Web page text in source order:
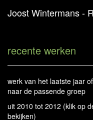
Joost Wintermans -
recente werken
werk van het laatste jaar
naar de passende groep
uit 2010 tot 2012 (klik op
bekijken)